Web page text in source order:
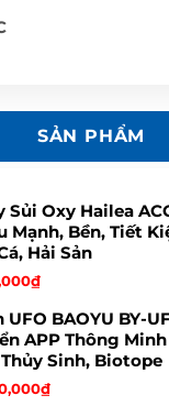
SẢN PHẨM
Sủi Oxy Hailea
Mạnh, Bền, Tiết
Hải Sản
₫
UFO BAOYU BY-
APP Thông
Thủy Sinh, Biotope
₫